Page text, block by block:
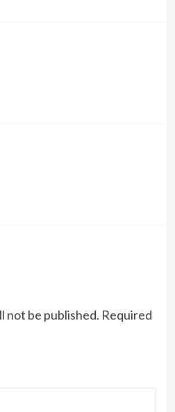
not be published. Required